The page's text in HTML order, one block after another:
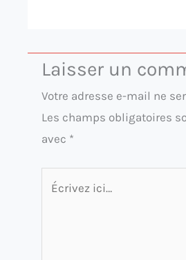
Laisser un
Votre adresse e-mail ne
Les champs obligatoires
avec *